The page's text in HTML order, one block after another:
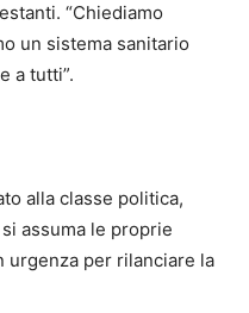
“Chiediamo
un sistema sanitario
a tutti”.
alla classe politica,
assuma le proprie
urgenza per rilanciare la